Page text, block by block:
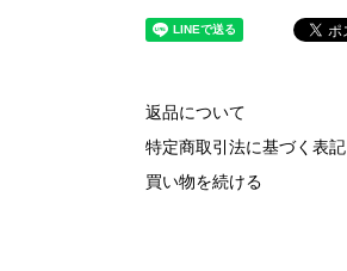
返品について
特定商取引法に基づく表記
買い物を続ける